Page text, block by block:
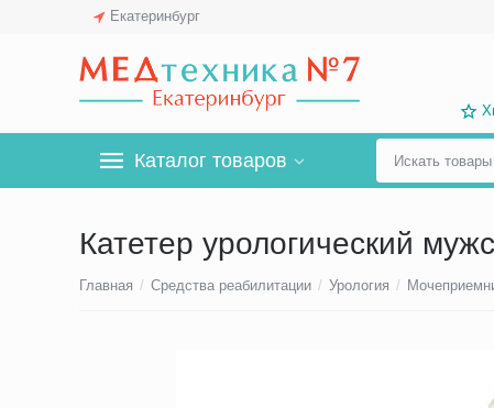
Екатеринбург
Каталог товаров
Катетер урологический
Главная / Средства реабилитации / Урология /